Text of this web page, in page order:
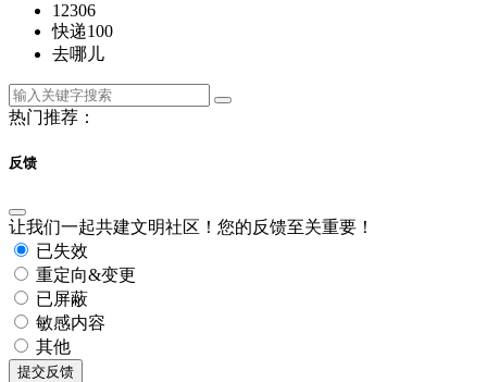
12306
快递100
去哪儿
热门推荐：
反馈
让我们一起共建文明社区！您的反馈至关重要！
已失效
重定向&变更
已屏蔽
敏感内容
其他
提交反馈